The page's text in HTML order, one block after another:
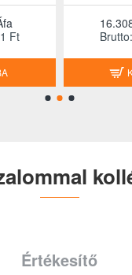
Ft
Értékesítő